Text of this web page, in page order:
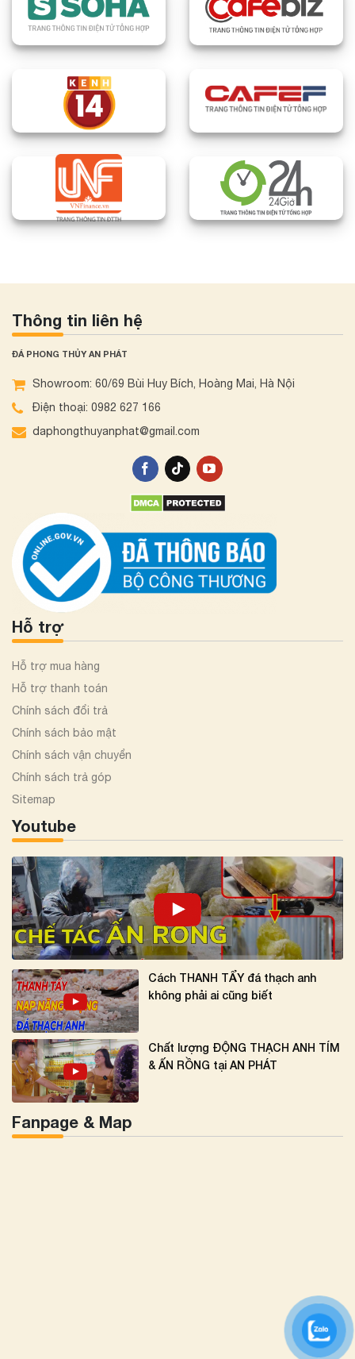
Thông tin liên hệ
ĐÁ PHONG THỦY AN PHÁT
Showroom: 60/69 Bùi Huy Bích, Hoàng Mai, Hà Nội
Điện thoại: 0982 627 166
daphongthuyanphat@gmail.com
Hỗ trợ
Hỗ trợ mua hàng
Hỗ trợ thanh toán
Chính sách đổi trả
Chính sách bảo mật
Chính sách vận chuyển
Chính sách trả góp
Sitemap
Youtube
Cách THANH TẨY đá thạch anh
không phải ai cũng biết
Chất lượng ĐỘNG THẠCH ANH TÍM
& ẤN RỒNG tại AN PHÁT
Fanpage & Map